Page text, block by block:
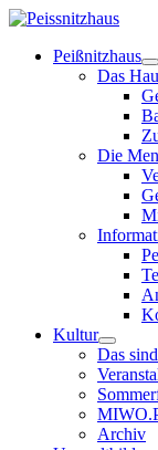
Peißnitzhaus
Das
Die
Kultur
Das
Archiv